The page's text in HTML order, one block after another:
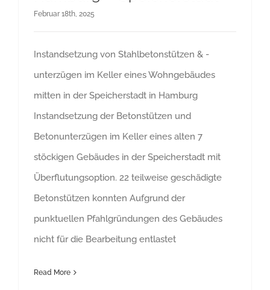
Februar 18th, 2025
Instandsetzung von Stahlbetonstützen & -
unterzügen im Keller eines Wohngebäudes
mitten in der Speicherstadt in Hamburg
Instandsetzung der Betonstützen und
Betonunterzügen im Keller eines alten 7
stöckigen Gebäudes in der Speicherstadt mit
Überflutungsoption. 22 teilweise geschädigte
Betonstützen konnten Aufgrund der
punktuellen Pfahlgründungen des Gebäudes
nicht für die Bearbeitung entlastet
Read More